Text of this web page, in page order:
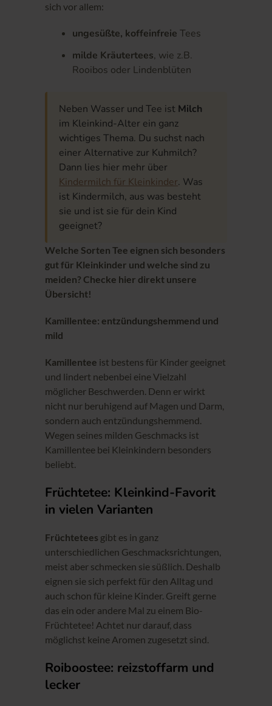
sich vor allem:
ungesüßte, koffeinfreie Tees
milde Kräutertees, wie z.B.
Rooibos oder Lindenblüten
Neben Wasser und Tee ist Milch
im Kleinkind-Alter ein ganz
wichtiges Thema. Du suchst nach
einer Alternative zur Kuhmilch?
Dann lies hier mehr über
Kindermilch für Kleinkinder. Was
ist Kindermilch, aus was besteht
sie und ist sie für dein Kind
geeignet?
Welche Sorten Tee eignen sich besonders
gut für Kleinkinder und welche sind zu
meiden? Checke hier direkt unsere
Übersicht!
Kamillentee: entzündungshemmend und
mild
Kamillentee ist bestens für Kinder geeignet
und lindert nebenbei eine Vielzahl
möglicher Beschwerden. Denn er wirkt
nicht nur beruhigend auf Magen und Darm,
sondern auch entzündungshemmend.
Wegen seines milden Geschmacks ist
Kamillentee bei Kleinkindern besonders
beliebt.
Früchtetee: Kleinkind-Favorit
in vielen Varianten
Früchtetees gibt es in ganz
unterschiedlichen Geschmacksrichtungen,
meist aber schmecken sie süßlich. Deshalb
eignen sie sich perfekt für den Alltag und
auch schon für kleine Kinder. Greift gerne
das ein oder andere Mal zu einem Bio-
Früchtetee! Achtet nur darauf, dass
möglichst keine Aromen zugesetzt sind.
Roiboostee: reizstoffarm und
lecker